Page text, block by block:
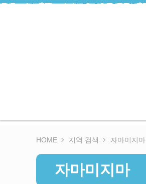
HOME 지역 검색 자마미지마
자마미지마